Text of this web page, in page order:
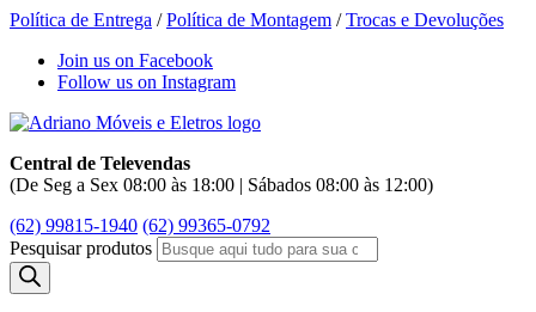
Política de Entrega /Política de Montagem /Trocas e Devoluções
Join us on Facebook
Follow us on Instagram
Central de Televendas
(De Seg a Sex 08:00 às 18:00 | Sábados 08:00 às 12:00)
(62) 99815-1940 (62) 99365-0792
Pesquisar produtos